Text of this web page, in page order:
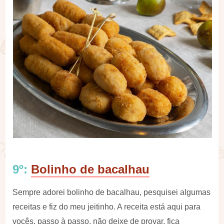
9º: Bolinho de bacalhau
Sempre adorei bolinho de bacalhau, pesquisei algumas
receitas e fiz do meu jeitinho. A receita está aqui para
vocês, passo à passo, não deixe de provar, fica